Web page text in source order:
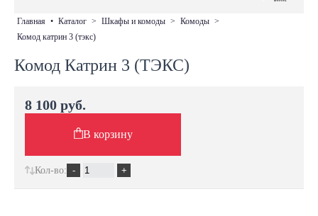
главная • каталог > шкафы и комоды > комоды >
комод катрин 3 (тэкс)
Комод Катрин 3 (ТЭКС)
8 100 руб.
В корзину
Кол-во: